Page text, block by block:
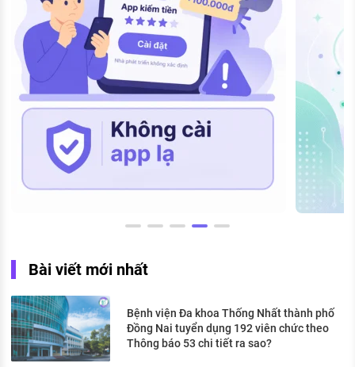
Bài viết mới nhất
Bệnh viện Đa khoa Thống Nhất thành phố
Đồng Nai tuyển dụng 192 viên chức theo
Thông báo 53 chi tiết ra sao?